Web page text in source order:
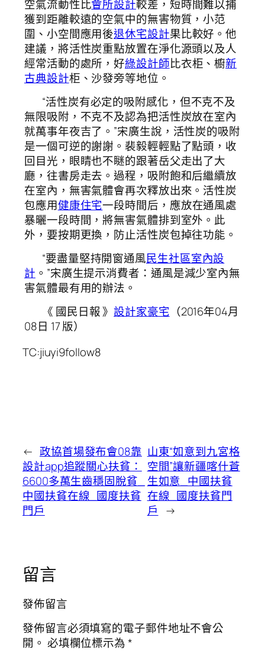
空氣流動性比會所設計較差，短時間難以捕
獲到距離較遠的空氣中的無害物質，小范
圍、小空間應用後退休宅設計果比較好。他
建議，將活性炭重點放置在淨化源頭以及人
經常活動的處所，好綠設計師比衣柜、櫥新
古典設計柜、沙發旁等地位。
“活性炭有必定的吸附感化，但不克不及
無限吸附，不克不及認為把活性炭放在室內
就萬事年夜吉了。”宋廣生說，活性炭的吸附
是一個可逆的謝謝。裴毅輕輕點了點頭，收
回目光，眼睛也不瞇的跟著岳父走出了大
廳，往書房走去。過程，吸附飽和后繼續放
在室內，無害氣體會再次釋放出來。活性炭
包應用健康住宅一段時間后，應放在通風處
暴曬一段時間，將無害氣體排到室外。此
外，要按期更換，防止活性炭包掉往功能。
“要盡量堅持開窗通風民生社區室內設
計 。”宋廣生提示消費者：通風是減少室內無
害氣體最有用的辦法。
《 國民日報 》設計家豪宅 （2016年04月
08日 17 版）
TC:jiuyi9follow8
← 政協首場發布會08靠
設計app追蹤關心扶貧：
6600多萬生齒穩固脫貧_
中國扶貧在線_國度扶貧
門戶
山東“如意到九宮格
空間”讓新疆喀什蒼
生如意_中國扶貧
在線_國度扶貧門
戶
→
留言
發佈留言
發佈留言必須填寫的電子郵件地址不會公
開。 必填欄位標示為*